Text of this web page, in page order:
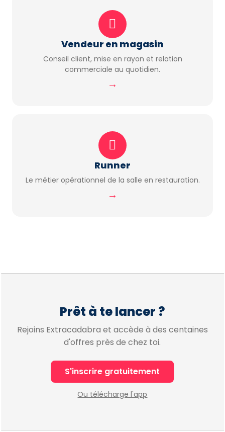
Vendeur en magasin
Conseil client, mise en rayon et relation
commerciale au quotidien.
→
Runner
Le métier opérationnel de la salle en restauration.
→
Prêt à te lancer ?
Rejoins Extracadabra et accède à des centaines
d'offres près de chez toi.
S'inscrire gratuitement
Ou télécharge l'app